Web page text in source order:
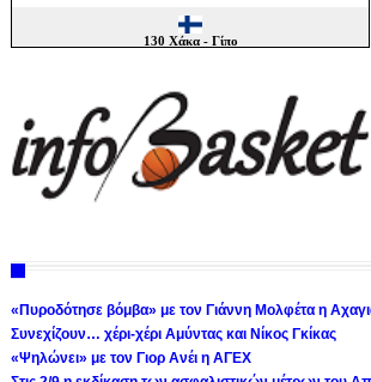
«Πυροδότησε βόμβα» με τον Γιάννη Μολφέτα η
Συνεχίζουν… χέρι-χέρι Αμύντας και Νίκος Γκίκας
«Ψηλώνει» με τον Γιορ Ανέι η ΑΓΕΧ